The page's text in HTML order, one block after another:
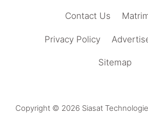
Contact Us
Privacy Policy
Sitemap
Copyright © 2026 Siasat